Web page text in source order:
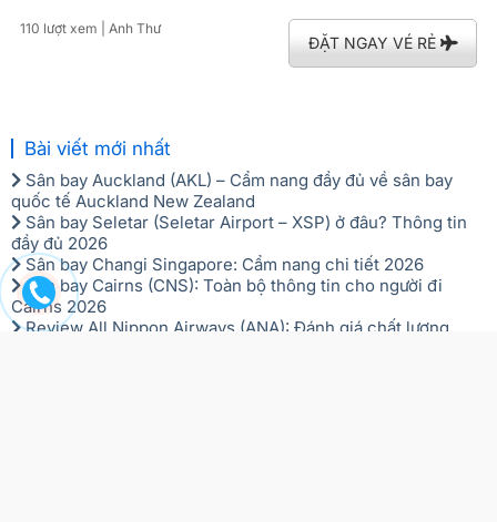
110 lượt xem | Anh Thư
ĐẶT NGAY VÉ RẺ
Bài viết mới nhất
Sân bay Auckland (AKL) – Cẩm nang đầy đủ về sân bay
quốc tế Auckland New Zealand
Sân bay Seletar (Seletar Airport – XSP) ở đâu? Thông tin
đầy đủ 2026
Sân bay Changi Singapore: Cẩm nang chi tiết 2026
Sân bay Cairns (CNS): Toàn bộ thông tin cho người đi
Cairns 2026
Review All Nippon Airways (ANA): Đánh giá chất lượng